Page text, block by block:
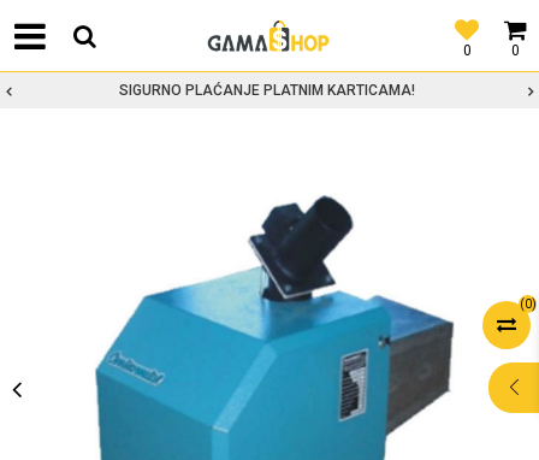
0
0
SIGURNO PLAĆANJE PLATNIM KARTICAMA!
(0)